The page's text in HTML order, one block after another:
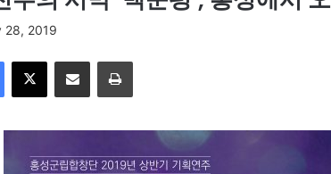
28, 2019
이메일